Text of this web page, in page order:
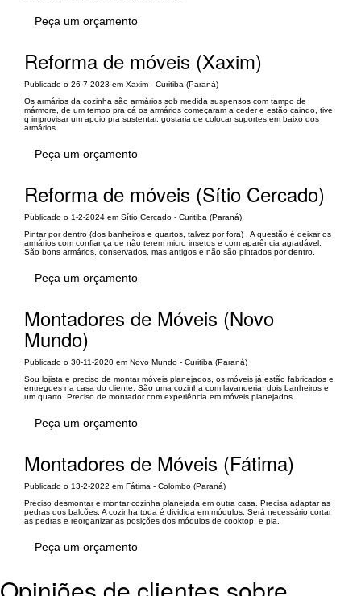
Peça um orçamento
Reforma de móveis (Xaxim)
Publicado o 26-7-2023 em Xaxim - Curitiba (Paraná)
Os armários da cozinha são armários sob medida suspensos com tampo de
mármore, de um tempo pra cá os armários começaram a ceder e estão caindo, tive
q improvisar um apoio pra sustentar, gostaria de colocar suportes em baixo dos
armários.
Peça um orçamento
Reforma de móveis (Sítio Cercado)
Publicado o 1-2-2024 em Sítio Cercado - Curitiba (Paraná)
Pintar por dentro (dos banheiros e quartos, talvez por fora) . A questão é deixar os
armários com confiança de não terem micro insetos e com aparência agradável.
São bons armários, conservados, mas antigos e não são pintados por dentro.
Peça um orçamento
Montadores de Móveis (Novo
Mundo)
Publicado o 30-11-2020 em Novo Mundo - Curitiba (Paraná)
Sou lojista e preciso de montar móveis planejados, os móveis já estão fabricados e
entregues na casa do cliente. São uma cozinha com lavanderia, dois banheiros e
um quarto. Preciso de montador com experiência em móveis planejados
Peça um orçamento
Montadores de Móveis (Fátima)
Publicado o 13-2-2022 em Fátima - Colombo (Paraná)
Preciso desmontar e montar cozinha planejada em outra casa. Precisa adaptar as
pedras dos balcões. A cozinha toda é dividida em módulos. Será necessário cortar
as pedras e reorganizar as posições dos módulos de cooktop, e pia.
Peça um orçamento